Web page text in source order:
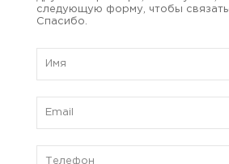
следующую форму, чтобы
Спасибо.